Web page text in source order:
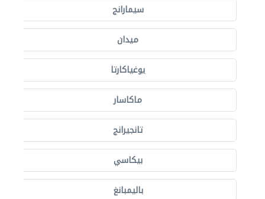
سيمارانج
ميدان
يوغياكارتا
ماكاسار
تانجيرانج
بيكاسي
باليمبانغ